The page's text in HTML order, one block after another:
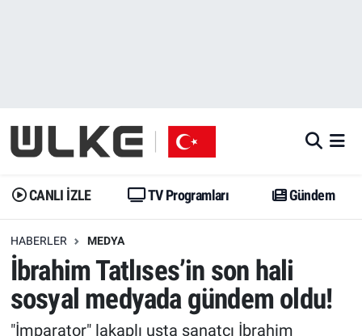
CANLI İZLE TV Programları Gündem
HABERLER MEDYA
İbrahim Tatlıses’in son hali
sosyal medyada gündem oldu!
"İmparator" lakaplı usta sanatçı İbrahim
Gündem
Dünya
Erişim Bilgileri
Ekonomi
Gündem
Trend
Erişim Bilgileri
Spor
İstanbul Namaz Vakitleri
Trafik Durumu
Erişim Bilgileri
Tüm Manşetler